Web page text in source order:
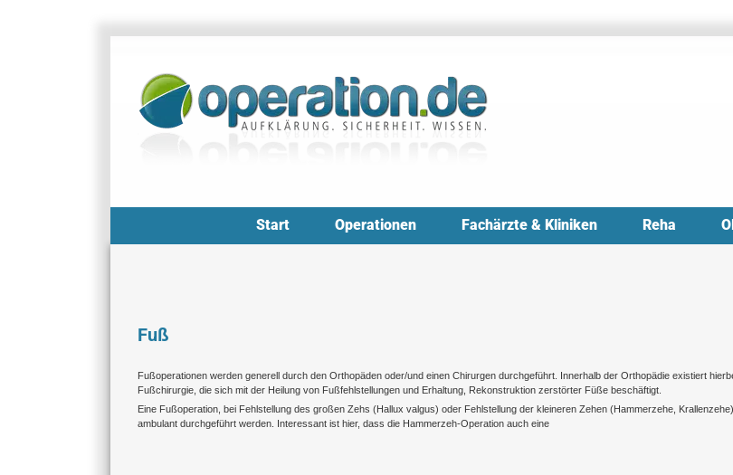
Start Operationen Fachärzte & Kliniken Reha
Fuß
Fußoperationen werden generell durch den Orthopäden oder/und einen Chirurgen durchgeführt. Innerhalb der Orthopädie existiert
Fußchirurgie, die sich mit der Heilung von Fußfehlstellungen und Erhaltung, Rekonstruktion zerstörter Füße beschäftigt.
Eine Fußoperation, bei Fehlstellung des großen Zehs (Hallux valgus) oder Fehlstellung der kleineren Zehen (Hammerzehe,
ambulant durchgeführt werden. Interessant ist hier, dass die Hammerzeh-Operation auch eine